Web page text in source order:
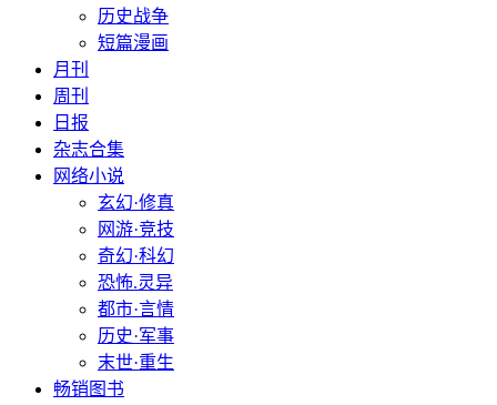
历史战争
短篇漫画
月刊
周刊
日报
杂志合集
网络小说
玄幻·修真
网游·竞技
奇幻·科幻
恐怖.灵异
都市·言情
历史·军事
末世·重生
畅销图书